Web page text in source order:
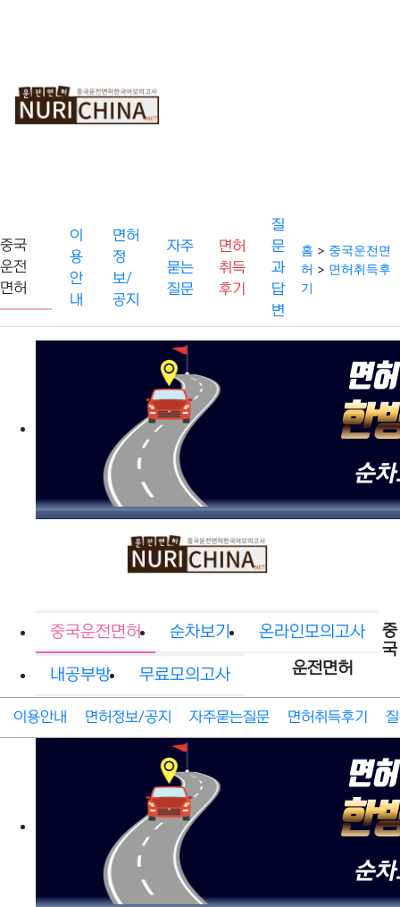
중국
운전
면허
이
용
안
내
면허
정
보/
공지
자주
묻는
질문
면허
취득
후기
질
문
과
답
변
홈 > 중국운전면
허 > 면허취득후
기
중국운전면허 순차보기 온라인모의고사
내공부방 무료모의고사
중
국
운전면허
이용안내 면허정보/공지 자주묻는질문 면허취득후기